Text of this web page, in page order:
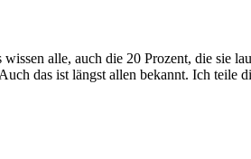
alle, auch die 20 Prozent, die sie
das ist längst allen bekannt. Ich teile